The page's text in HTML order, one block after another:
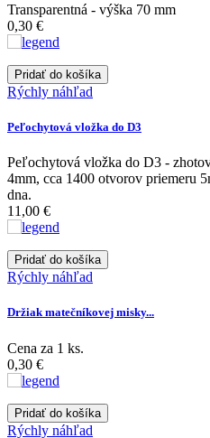
Transparentná - výška 70 mm
0,30 €
Pridať do košíka
Rýchly náhľad
Peľochytová vložka do D3
Peľochytová vložka do D3 -
4mm, cca 1400 otvorov priemeru
dna.
11,00 €
Pridať do košíka
Rýchly náhľad
Držiak matečníkovej misky...
Cena za 1 ks.
0,30 €
Pridať do košíka
Rýchly náhľad